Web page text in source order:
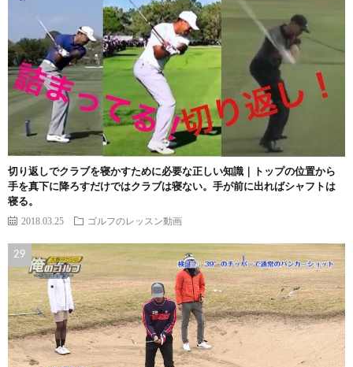
切り返しでクラブを寝かすために必要な正しい知識｜トップの位置から
手を真下に降ろすだけではクラブは寝ない。手が前に出ればシャフトは
寝る。
2018.03.25 ゴルフのレッスン動画